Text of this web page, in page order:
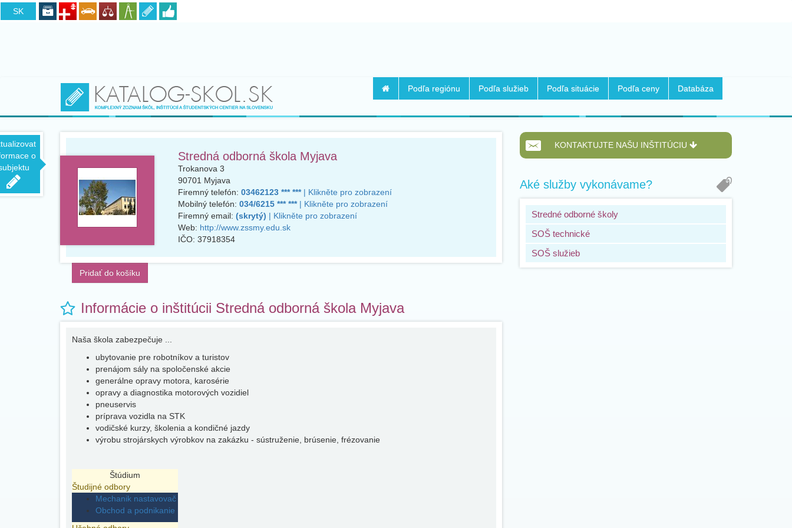
SK
CZ
Podľa regiónu Podľa služieb Podľa situácie Podľa ceny Databáza
o
Stredná odborná škola Myjava
Trokanova 3
90701 Myjava
Firemný telefón: 03462123 *** ***| Klikněte pro zobrazení
Mobilný telefón: 034/6215 *** ***| Klikněte pro zobrazení
Firemný email: (skrytý) | Klikněte pro zobrazení
Web: http://www.zssmy.edu.sk
IČO: 37918354
Pridať do košíku
Informácie o inštitúcii Stredná odborná škola Myjava
Naša škola zabezpečuje ...
ubytovanie pre robotníkov a turistov
prenájom sály na spoločenské akcie
generálne opravy motora, karosérie
opravy a diagnostika motorových vozidiel
pneuservis
príprava vozidla na STK
vodičské kurzy, školenia a kondičné jazdy
výrobu strojárskych výrobkov na zakázku - sústruženie, brúsenie, frézovanie
Štúdium
Študijné odbory
Mechanik nastavovač
Obchod a podnikanie
KONTAKTUJTE NAŠU INŠTITÚCIU
Aké služby vykonávame?
Stredné odborné školy
SOŠ technické
SOŠ služieb